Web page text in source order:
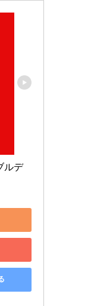
ルデ